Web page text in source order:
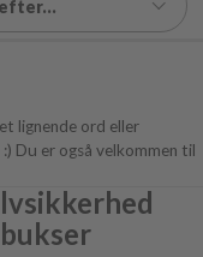
lignende ord eller
Du er også velkommen til